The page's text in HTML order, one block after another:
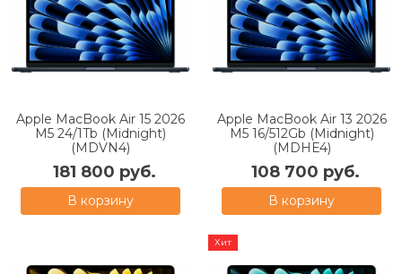
Apple MacBook Air 15 2026
M5 24/1Tb (Midnight)
(MDVN4)
181 800 руб.
В корзину
Apple MacBook Air 13 2026
M5 16/512Gb (Midnight)
(MDHE4)
108 700 руб.
В корзину
Хит